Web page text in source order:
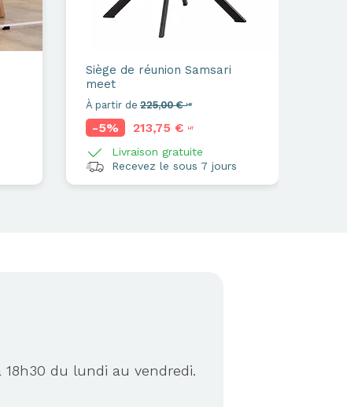
Siège de réunion Samsari
meet
À partir de 225,00 €HT
-5% 213,75 € HT
Livraison gratuite
Recevez le sous 7 jours
du lundi au vendredi.